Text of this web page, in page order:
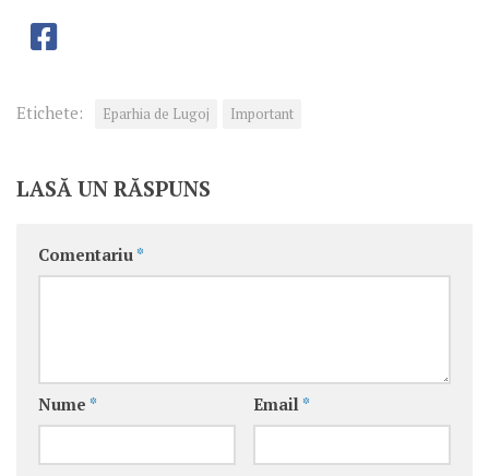
Etichete: Eparhia de Lugoj Important
LASĂ UN RĂSPUNS
Comentariu *
Nume * Email *